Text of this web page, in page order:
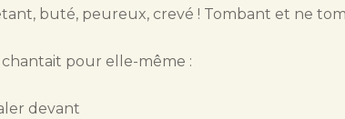
buté, peureux, crevé ! Tombant et ne
pour elle-même :
devant